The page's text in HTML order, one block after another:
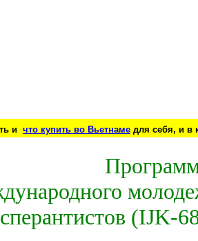
и что купить во Вьетнаме для себя, и в
(IJK-